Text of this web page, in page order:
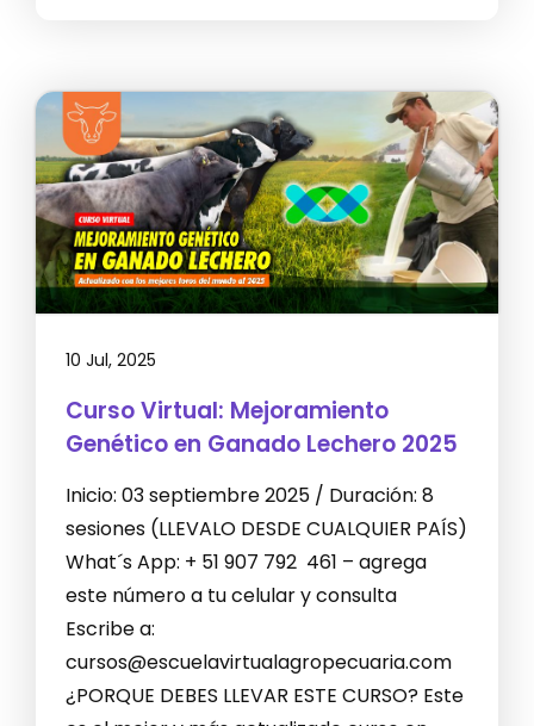
10 Jul, 2025
Curso Virtual: Mejoramiento
Genético en Ganado Lechero 2025
Inicio: 03 septiembre 2025 / Duración: 8
sesiones (LLEVALO DESDE CUALQUIER PAÍS)
What´s App: + 51 907 792 461 – agrega
este número a tu celular y consulta
Escribe a:
cursos@escuelavirtualagropecuaria.com
¿PORQUE DEBES LLEVAR ESTE CURSO? Este